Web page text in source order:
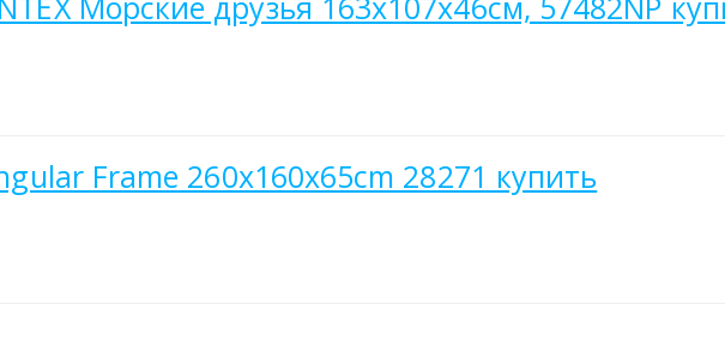
Frame 260x160x65cm 28271 купить